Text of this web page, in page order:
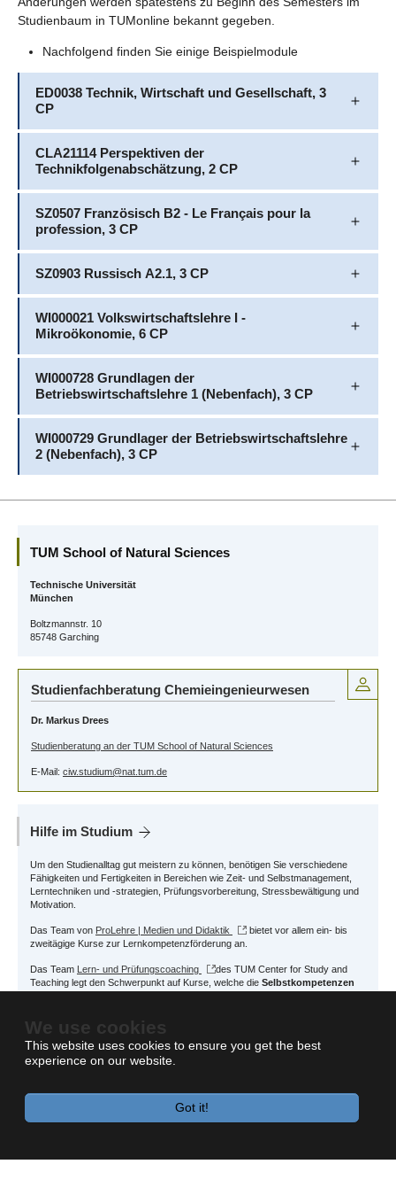
We use cookies
This website uses cookies to ensure you get the best
experience on our website.
Got it!
Studienbaum in TUMonline bekannt gegeben.
Nachfolgend finden Sie einige Beispielmodule
ED0038 Technik, Wirtschaft und Gesellschaft, 3
CP
CLA21114 Perspektiven der
Technikfolgenabschätzung, 2 CP
SZ0507 Französisch B2 - Le Français pour la
profession, 3 CP
SZ0903 Russisch A2.1, 3 CP
WI000021 Volkswirtschaftslehre I -
Mikroökonomie, 6 CP
WI000728 Grundlagen der
Betriebswirtschaftslehre 1 (Nebenfach), 3 CP
WI000729 Grundlager der Betriebswirtschaftslehre
2 (Nebenfach), 3 CP
TUM School of Natural Sciences
Technische Universität
München
Boltzmannstr. 10
85748 Garching
Studienfachberatung Chemieingenieurwesen
Dr. Markus Drees
Studienberatung an der TUM School of Natural Sciences
E-Mail: ciw.studium@nat.tum.de
Hilfe im Studium
Um den Studienalltag gut meistern zu können, benötigen Sie verschiedene
Fähigkeiten und Fertigkeiten in Bereichen wie Zeit- und Selbstmanagement,
Lerntechniken und -strategien, Prüfungsvorbereitung, Stressbewältigung und
Motivation.
Das Team von ProLehre | Medien und Didaktik
bietet vor allem ein- bis
zweitägige Kurse zur Lernkompetenzförderung an.
Das Team Lern- und Prüfungscoaching
des TUM Center for Study and
Teaching legt den Schwerpunkt auf Kurse, welche die Selbstkompetenzen
erwerben.